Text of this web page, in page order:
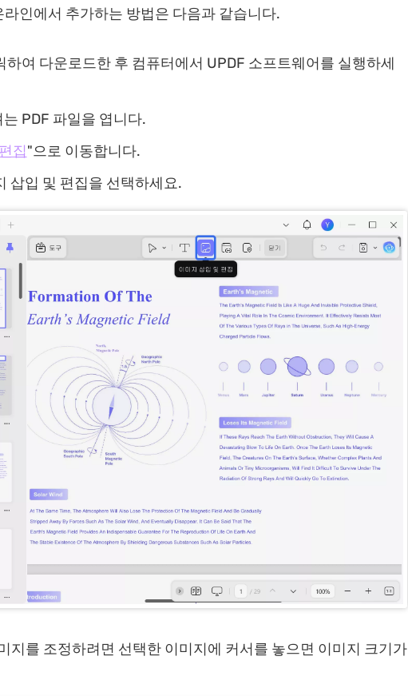
라인에서 추가하는 방법은 다음과 같습니다.
하여 다운로드한 후 컴퓨터에서 UPDF 소프트웨어를 실행하세
PDF 파일을 엽니다.
편집"으로 이동합니다.
삽입 및 편집을 선택하세요.
지를 조정하려면 선택한 이미지에 커서를 놓으면 이미지 크기가